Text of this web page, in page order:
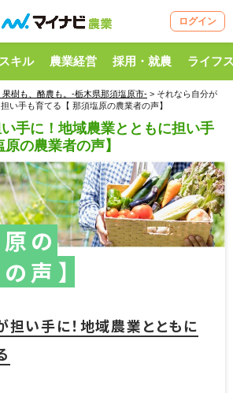
ログイン
キル 農業経営 採用・就農 ライフ
樹も、酪農も。‐栃木県那須塩原市‐ > それなら自分が
い手も育てる【 那須塩原の農業者の声】
手に！地域農業とともに担い手
の農業者の声】
の
声
担い手に！地域農業とともに